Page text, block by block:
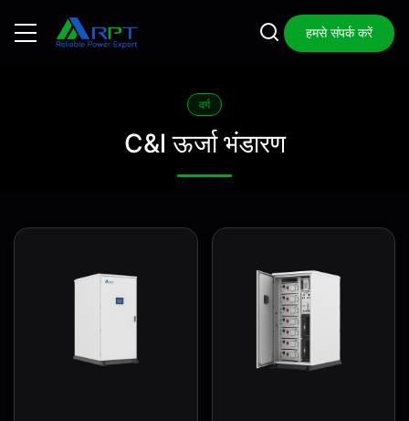
हमसे संपर्क करें
वर्ग
C&l ऊर्जा भंडारण